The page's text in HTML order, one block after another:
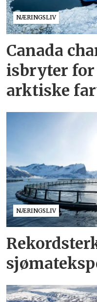
NÆRINGSLIV
Canada
isbryter
arktiske
NÆRINGSLIV